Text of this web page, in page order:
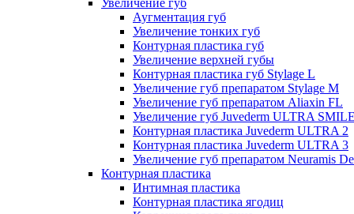
Увеличение губ
Аугментация губ
Увеличение тонких губ
Контурная пластика губ
Увеличение верхней губы
Контурная пластика губ Stylage L
Увеличение губ препаратом Stylage M
Увеличение губ препаратом Aliaxin FL
Увеличение губ Juvederm ULTRA
Контурная пластика Juvederm ULTRA 2
Контурная пластика Juvederm ULTRA 3
Увеличение губ препаратом Neuramis
Контурная пластика
Интимная пластика
Контурная пластика ягодиц